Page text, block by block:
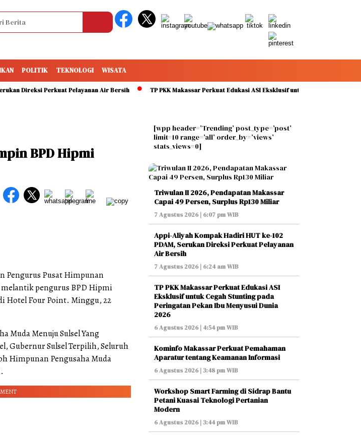
POLITIK TEKNOLOGI WISATA
Perkuat Pelayanan Air Bersih TP PKK Makassar Perkuat Edukasi ASI Eksklusif untuk Cegah Stunting pada
BPD Hipmi
Pengurus Pusat Himpunan
pengurus BPD Hipmi
Hotel Four Point. Minggu, 22
Muda Menuju Sulsel Yang
Gubernur Sulsel Terpilih, Seluruh
Himpunan Pengusaha Muda
[wpp header=’Trending’ post_type=’post’
limit=10 range=’all’ order_by=’views’
stats_views=0]
Triwulan II 2026, Pendapatan Makassar
Capai 49 Persen, Surplus Rp130 Miliar
7 Agustus 2026 | 6:07 pm WIB
Appi-Aliyah Kompak Hadiri HUT ke-102
PDAM, Serukan Direksi Perkuat Pelayanan
Air Bersih
7 Agustus 2026 | 6:24 am WIB
TP PKK Makassar Perkuat Edukasi ASI
Eksklusif untuk Cegah Stunting pada
Peringatan Pekan Ibu Menyusui Dunia
2026
6 Agustus 2026 | 4:54 pm WIB
Kominfo Makassar Perkuat Pemahaman
Aparatur tentang Keamanan Informasi
6 Agustus 2026 | 3:48 pm WIB
Workshop Smart Farming di Sidrap Bantu
Petani Kuasai Teknologi Pertanian
Modern
6 Agustus 2026 | 3:44 pm WIB